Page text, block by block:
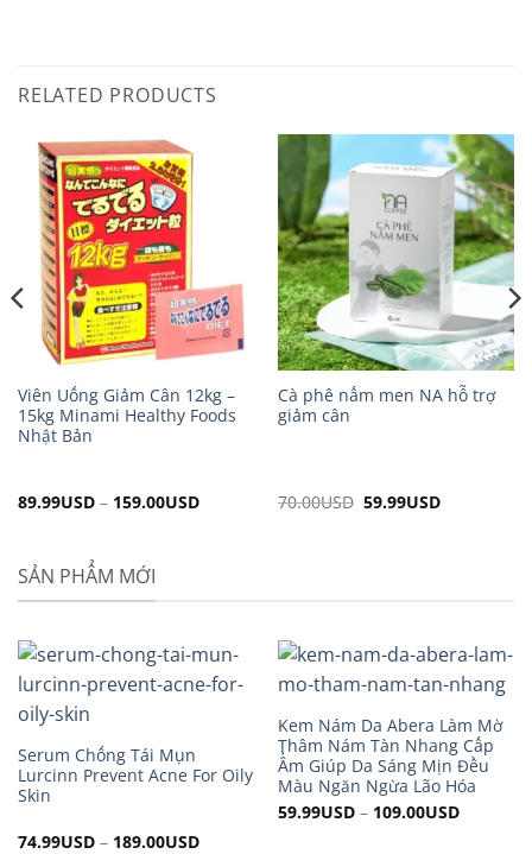
RELATED PRODUCTS
Viên Uống Giảm Cân 12kg –
15kg Minami Healthy Foods
Nhật Bản
89.99USD– 159.00USD
Cà phê nấm men NA hỗ trợ
giảm cân
70.00USD Original
59.99USDCurrent
SẢN PHẨM MỚI
Serum Chống Tái Mụn
Lurcinn Prevent Acne For Oily
Skin
74.99USD– 189.00USD
Kem Nám Da Abera Làm Mờ
Thâm Nám Tàn Nhang Cấp
Ẩm Giúp Da Sáng Mịn Đều
Màu Ngăn Ngừa Lão Hóa
59.99USD– 109.00USD